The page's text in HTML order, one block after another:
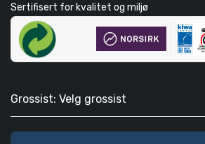
Sertifisert for kvalitet og miljø
Grossist: Velg grossist